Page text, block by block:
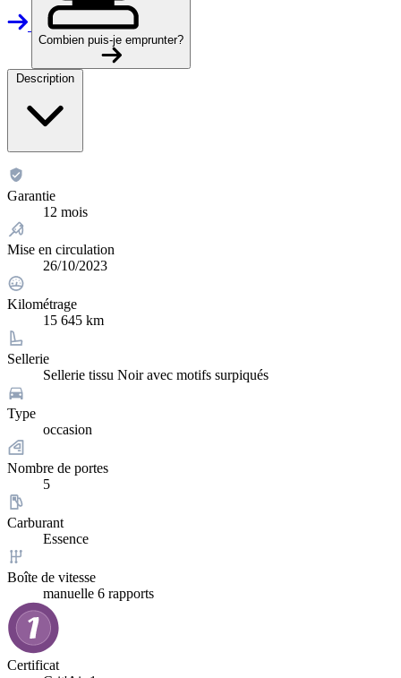
Combien puis-je emprunter?
Description
Garantie
12 mois
Mise en circulation
26/10/2023
Kilométrage
15 645 km
Sellerie
Sellerie tissu Noir avec motifs surpiqués
Type
occasion
Nombre de portes
5
Carburant
Essence
Boîte de vitesse
manuelle 6 rapports
Certificat